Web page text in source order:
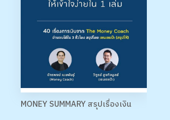
MONEY SUMMARY สรุปเรื่องเงิน